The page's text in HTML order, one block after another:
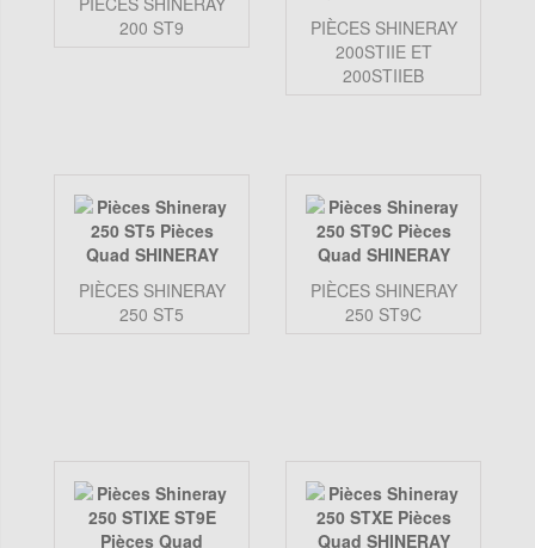
200 ST9
PIÈCES SHINERAY
200STIIE ET
200STIIEB
PIÈCES SHINERAY
250 ST5
PIÈCES SHINERAY
250 ST9C